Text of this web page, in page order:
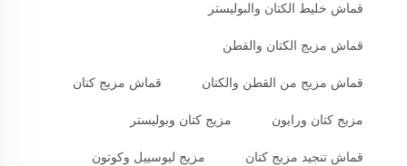
قماش خليط الكتان والبوليستر
قماش مزيج الكتان والقطن
قماش مزيج من القطن والكتان قماش مزيج كتان
مزيج كتان ورايون مزيج كتان وبوليستر
قماش تنجيد مزيج كتان مزيج ليوسييل وكوتون